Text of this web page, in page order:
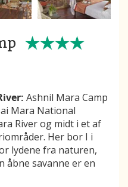
Ashnil Mara Camp
Mara National
River og midt i et af
Her bor I i
lydene fra naturen,
åbne savanne er en